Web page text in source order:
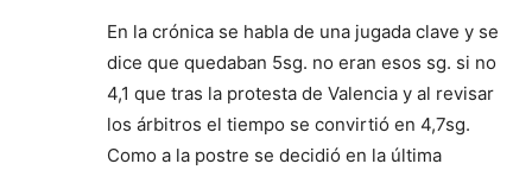
En la crónica se habla de una jugada clave y se
dice que quedaban 5sg. no eran esos sg. si no
4,1 que tras la protesta de Valencia y al revisar
los árbitros el tiempo se convirtió en 4,7sg.
Como a la postre se decidió en la última